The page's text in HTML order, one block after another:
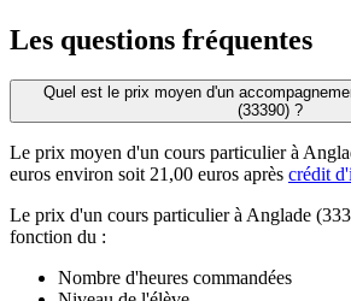
Les questions fréquentes
Quel est le prix moyen d'un
(33390) ?
Le prix moyen d'un cours particulier à
euros environ soit 21,00 euros après crédit
Le prix d'un cours particulier à Anglade
fonction du :
Nombre d'heures commandées